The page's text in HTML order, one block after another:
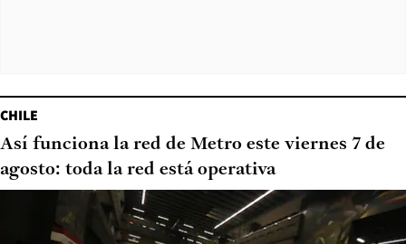
CHILE
Así funciona la red de Metro este viernes 7 de
agosto: toda la red está operativa